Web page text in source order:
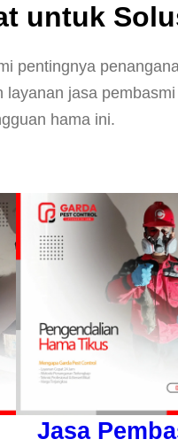
untuk
pentingnya
jasa
hama ini.
Jasa